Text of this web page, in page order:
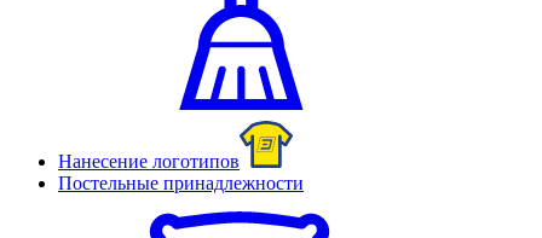
Нанесение логотипов
Постельные принадлежности